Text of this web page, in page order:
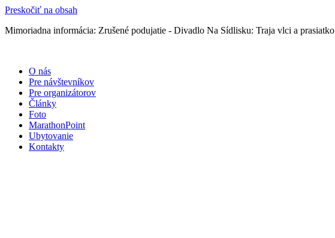
Preskočiť na obsah
Mimoriadna informácia: Zrušené podujatie - Divadlo Na Sídlisku: Traja vlci a prasiatko
O nás
Pre návštevníkov
Pre organizátorov
Články
Foto
MarathonPoint
Ubytovanie
Kontakty